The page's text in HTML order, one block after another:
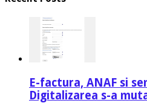
E-factura, ANAF si
Digitalizarea s-a